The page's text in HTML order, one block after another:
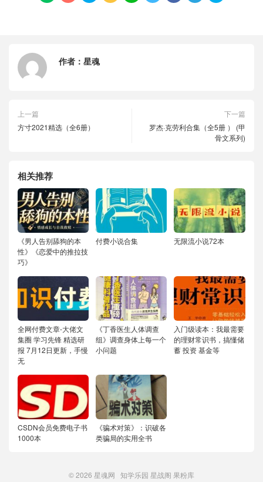
作者： 星魂
上一篇
方寸2021精选（全6册）
下一篇
罗杰·克劳利合集（全5册 ） (甲
骨文系列)
相关推荐
《男人告别舔狗的本
性》《恋爱中的推拉技
巧》
付费小说合集 无限流小说72本
全网付费文章-大佬文
集圈 学习先锋 精选研
报 7月12日更新，手慢
无
《丁香医生人体调查
组》调查身体上每一个
小问题
入门级读本：我最需要
的理财常识书，搞懂储
蓄 投资 基金等
CSDN会员免费电子书
1000本
《骗术对策》：识破各
类骗局的实用全书
© 2026 星魂网 知学乐园 星战阁 果粉库